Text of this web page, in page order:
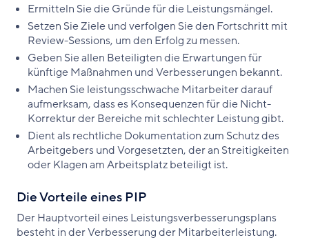
Ermitteln Sie die Gründe für die Leistungsmängel.
Setzen Sie Ziele und verfolgen Sie den Fortschritt mit
Review-Sessions, um den Erfolg zu messen.
Geben Sie allen Beteiligten die Erwartungen für
künftige Maßnahmen und Verbesserungen bekannt.
Machen Sie leistungsschwache Mitarbeiter darauf
aufmerksam, dass es Konsequenzen für die Nicht-
Korrektur der Bereiche mit schlechter Leistung gibt.
Dient als rechtliche Dokumentation zum Schutz des
Arbeitgebers und Vorgesetzten, der an Streitigkeiten
oder Klagen am Arbeitsplatz beteiligt ist.
Die Vorteile eines PIP
Der Hauptvorteil eines Leistungsverbesserungsplans
besteht in der Verbesserung der Mitarbeiterleistung.